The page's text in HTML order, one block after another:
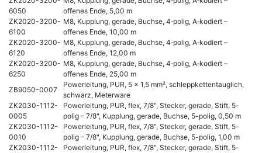
6050
offenes Ende, 5,00 m
ZK2020-3200-
6100
M8, Kupplung, gerade, Buchse, 4‑polig, A‑kodiert –
offenes Ende, 10,00 m
ZK2020-3200-
6120
M8, Kupplung, gerade, Buchse, 4‑polig, A‑kodiert –
offenes Ende, 12,00 m
ZK2020-3200-
6250
M8, Kupplung, gerade, Buchse, 4‑polig, A‑kodiert –
offenes Ende, 25,00 m
ZB9050-0007
Powerleitung, PUR, 5 x 1,5 mm², schleppkettentauglich,
schwarz, Meterware
ZK2030-1112-
0005
Powerleitung, PUR, flex, 7/8", Stecker, gerade, Stift, 5-
polig – 7/8", Kupplung, gerade, Buchse, 5-polig, 0,50 m
ZK2030-1112-
0010
Powerleitung, PUR, flex, 7/8", Stecker, gerade, Stift, 5-
polig – 7/8", Kupplung, gerade, Buchse, 5-polig, 1,00 m
ZK2030-1112-
Powerleitung, PUR, flex, 7/8", Stecker, gerade, Stift, 5-